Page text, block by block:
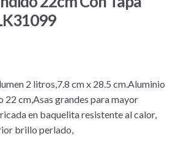
2 litros,7.8 cm x 28.5 cm.Aluminio
cm,Asas grandes para mayor
en baquelita resistente al calor,
brillo perlado,